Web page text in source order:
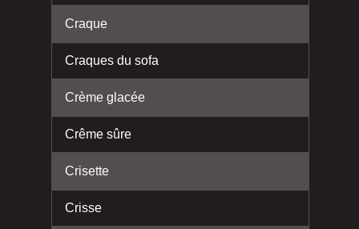
Craque
Craques du sofa
Crème glacée
Crême sûre
Crisette
Crisse